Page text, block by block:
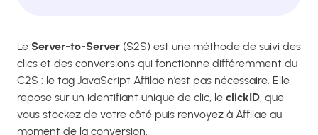
Le Server-to-Server (S2S) est une méthode de suivi des
clics et des conversions qui fonctionne différemment du
C2S : le tag JavaScript Affilae n’est pas nécessaire. Elle
repose sur un identifiant unique de clic, le clickID, que
vous stockez de votre côté puis renvoyez à Affilae au
moment de la conversion.